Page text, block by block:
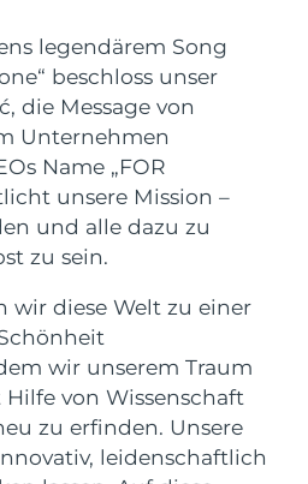
legendärem Song
beschloss unser
die Message von
Unternehmen
Name „FOR
unsere Mission –
und alle dazu zu
zu sein.
wir diese Welt zu einer
wir unserem Traum
von Wissenschaft
zu erfinden. Unsere
leidenschaftlich
Männer
Erwartete Lieferung8/10/26
Erwartete Lieferung
Erwartete Lieferung
Erwartete Lieferung
Erwartete Lieferung
Erwartete Lieferung 8/8/26